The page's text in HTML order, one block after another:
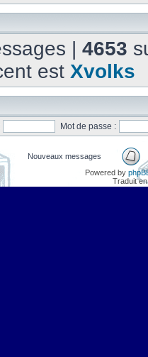
| 4653
est Xvolks
Mot de passe :
Nouveaux messages
Powered by
Traduit